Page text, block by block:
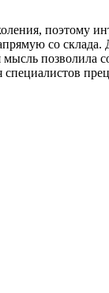
поэтому
со склада.
позволила